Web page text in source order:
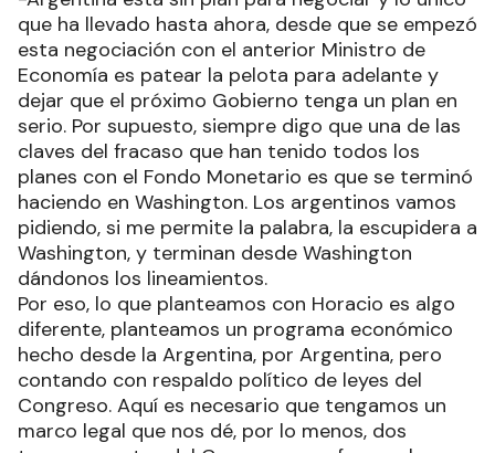
que ha llevado hasta ahora, desde que se empezó
esta negociación con el anterior Ministro de
Economía es patear la pelota para adelante y
dejar que el próximo Gobierno tenga un plan en
serio. Por supuesto, siempre digo que una de las
claves del fracaso que han tenido todos los
planes con el Fondo Monetario es que se terminó
haciendo en Washington. Los argentinos vamos
pidiendo, si me permite la palabra, la escupidera a
Washington, y terminan desde Washington
dándonos los lineamientos.
Por eso, lo que planteamos con Horacio es algo
diferente, planteamos un programa económico
hecho desde la Argentina, por Argentina, pero
contando con respaldo político de leyes del
Congreso. Aquí es necesario que tengamos un
marco legal que nos dé, por lo menos, dos